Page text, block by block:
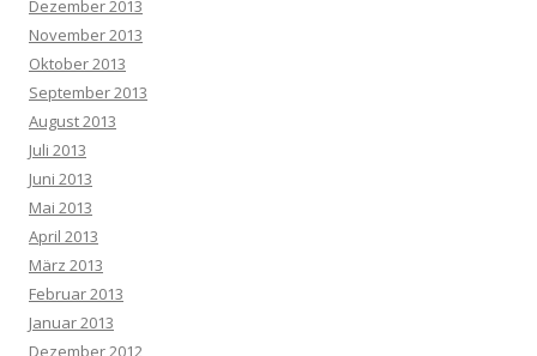
Dezember 2013
November 2013
Oktober 2013
September 2013
August 2013
Juli 2013
Juni 2013
Mai 2013
April 2013
März 2013
Februar 2013
Januar 2013
Dezember 2012